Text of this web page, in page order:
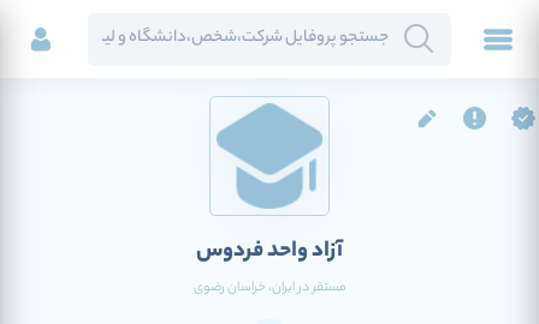
آزاد واحد فردوس
مستقر درایران، خراسان رضوی